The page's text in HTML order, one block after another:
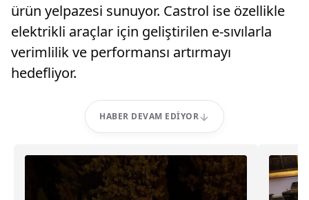
ürün yelpazesi sunuyor. Castrol ise özellikle
elektrikli araçlar için geliştirilen e-sıvılarla
verimlilik ve performansı artırmayı
hedefliyor.
HABER DEVAM EDIYOR